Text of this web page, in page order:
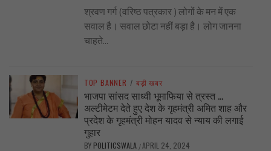
श्रवण गर्ग (वरिष्ठ पत्रकार ) लोगों के मन में एक
सवाल है। सवाल छोटा नहीं बड़ा है। लोग जानना
चाहते...
TOP BANNER / बड़ी खबर
भाजपा सांसद साध्वी भूमाफिया से त्रस्त …
अल्टीमेटम देते हुए देश के गृहमंत्री अमित शाह और
प्रदेश के गृहमंत्री मोहन यादव से न्याय की लगाई
गुहार
BY POLITICSWALA /APRIL 24, 2024